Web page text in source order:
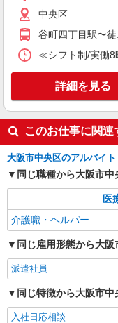
キープ
株式会社kotrio /●OS-H1-
谷町
ニア
通費
派遣社員
株式会社kotrio /●OS-H2-
通費
中央区
谷町四丁目駅〜
≪シフト制/実働8
詳細を見る
このお仕事に関
大阪市中央区のアルバイ
同じ職種から大阪市
医
介護職・ヘルパー
同じ雇用形態から大
派遣社員
同じ特徴から大阪市
入社日応相談